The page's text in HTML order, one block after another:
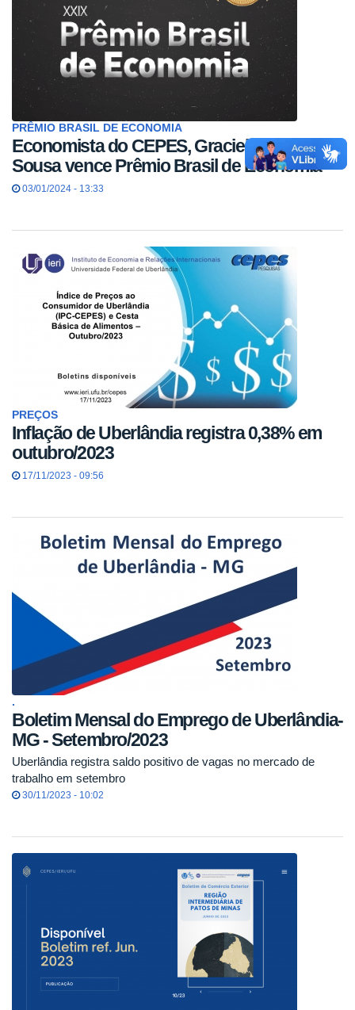
PRÊMIO BRASIL DE ECONOMIA
Economista do CEPES, Graciele de Fátima
Sousa vence Prêmio Brasil de Economia
03/01/2024 - 13:33
PREÇOS
Inflação de Uberlândia registra 0,38% em
outubro/2023
17/11/2023 - 09:56
.
Boletim Mensal do Emprego de Uberlândia-
MG - Setembro/2023
Uberlândia registra saldo positivo de vagas no mercado de
trabalho em setembro
30/11/2023 - 10:02